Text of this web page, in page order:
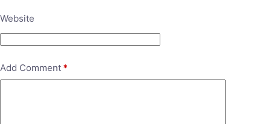
Website
Add Comment *